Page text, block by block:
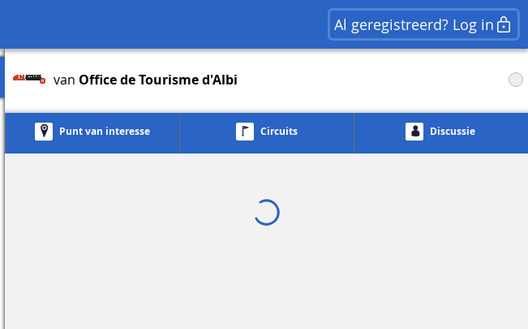
Al geregistreerd? Log in
van Office de Tourisme d'Albi
Punt van interesse Circuits Discussie